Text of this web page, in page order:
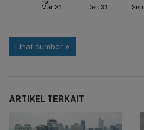
ARTIKEL TERKAIT